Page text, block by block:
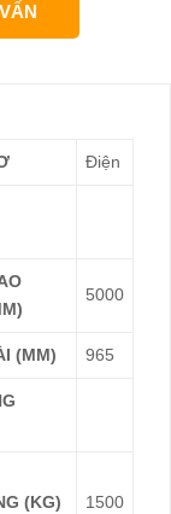
Điện
5000
(MM) 965
(KG) 1500